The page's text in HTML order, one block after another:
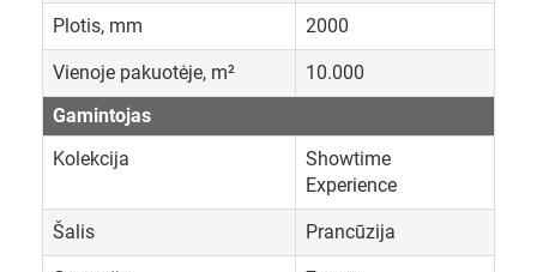
Plotis, mm 2000
Vienoje pakuotėje, m²
10.000
Gamintojas
Kolekcija
Showtime
Experience
Šalis Prancūzija